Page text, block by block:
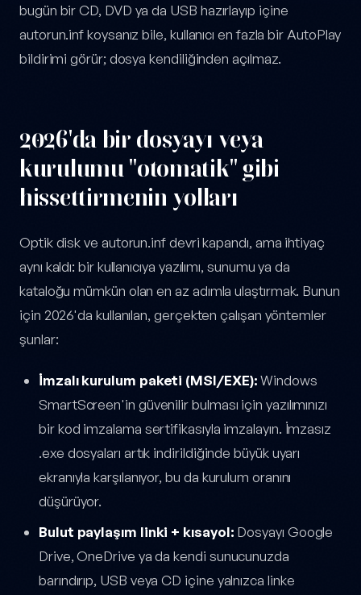
bugün bir CD, DVD ya da USB hazırlayıp içine
autorun.inf koysanız bile, kullanıcı en fazla bir AutoPlay
bildirimi görür; dosya kendiliğinden açılmaz.
2026'da bir dosyayı veya
kurulumu "otomatik" gibi
hissettirmenin yolları
Optik disk ve autorun.inf devri kapandı, ama ihtiyaç
aynı kaldı: bir kullanıcıya yazılımı, sunumu ya da
kataloğu mümkün olan en az adımla ulaştırmak. Bunun
için 2026'da kullanılan, gerçekten çalışan yöntemler
şunlar:
İmzalı kurulum paketi (MSI/EXE):Windows
SmartScreen'in güvenilir bulması için yazılımınızı
bir kod imzalama sertifikasıyla imzalayın. İmzasız
.exe dosyaları artık indirildiğinde büyük uyarı
ekranıyla karşılanıyor, bu da kurulum oranını
düşürüyor.
Bulut paylaşım linki + kısayol: Dosyayı Google
Drive, OneDrive ya da kendi sunucunuzda
barındırıp, USB veya CD içine yalnızca linke